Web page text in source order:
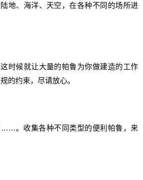
、海洋、天空，在各种不同的场所进
候就让大量的帕鲁为你做建造的工作
的约束，尽请放心。
。收集各种不同类型的便利帕鲁，来